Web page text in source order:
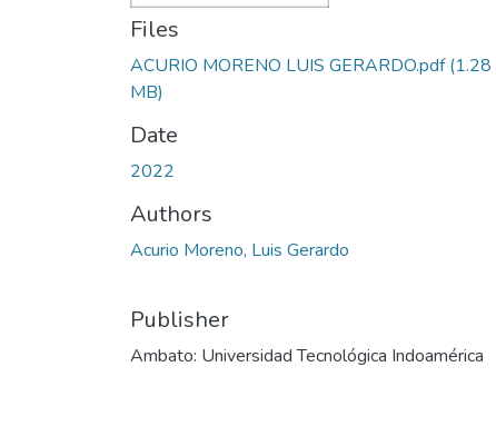
Files
ACURIO MORENO LUIS GERARDO.pdf(1.28
MB)
Date
2022
Authors
Acurio Moreno, Luis Gerardo
Publisher
Ambato: Universidad Tecnológica Indoamérica